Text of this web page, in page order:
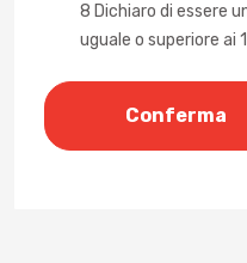
8 Dichiaro di essere
uguale o superiore ai